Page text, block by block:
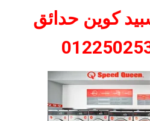
كوين حدائق